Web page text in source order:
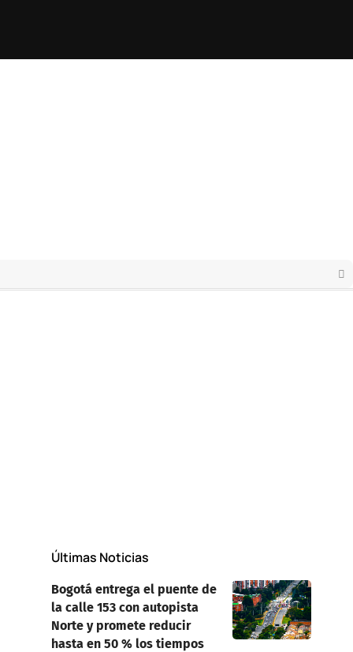
Últimas Noticias
Bogotá entrega el puente de
la calle 153 con autopista
Norte y promete reducir
hasta en 50 % los tiempos